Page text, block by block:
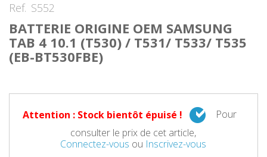
Ref. S552
BATTERIE ORIGINE OEM SAMSUNG
TAB 4 10.1 (T530) / T531/ T533/ T535
(EB-BT530FBE)
Attention : Stock bientôt épuisé !
Pour
consulter le prix de cet article,
Connectez-vous ou Inscrivez-vous